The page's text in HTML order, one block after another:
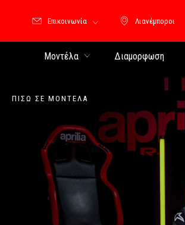
Λιανέμποροι
Λιανέμποροι
Επικοινωνία
Μοντέλα Διαμορφωση
ΠΊΣΩ ΣΕ ΜΟΝΤΈΛΑ